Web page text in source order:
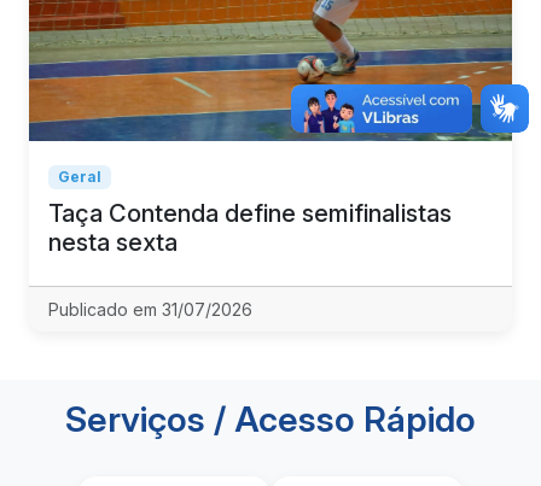
Geral
Taça Contenda define semifinalistas
nesta sexta
Publicado em 31/07/2026
Serviços / Acesso Rápido